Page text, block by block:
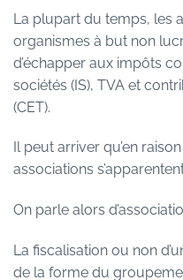
La plupart du temps, les
organismes à but non
d’échapper aux impôts
sociétés (IS), TVA et
(CET).
Il peut arriver qu’en
associations
On parle alors
La fiscalisation ou non
de la forme du